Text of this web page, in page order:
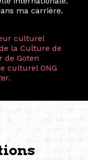
ma carrière.
culturel
la Culture de
de Goten
culturel ONG
.